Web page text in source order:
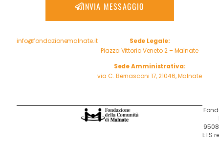
INVIA MESSAGGIO
info@fondazionemalnate.it
Sede Legale:
Piazza Vittorio Veneto 2 – Malnate
Sede Amministrativa:
via C. Bernasconi 17, 21046, Malnate
ETS